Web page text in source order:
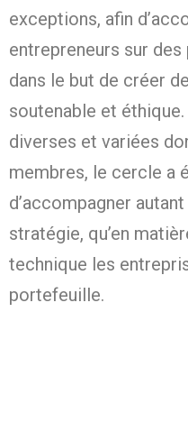
exceptions, afin
entrepreneurs sur
dans le but de créer
soutenable et
diverses et variées
membres, le cercle a
d’accompagner
stratégie, qu’en
technique les
portefeuille.